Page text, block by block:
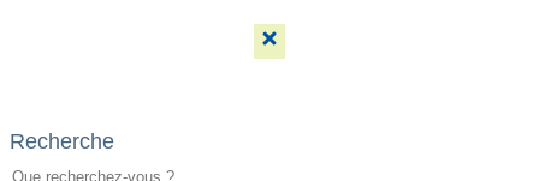
Recherche